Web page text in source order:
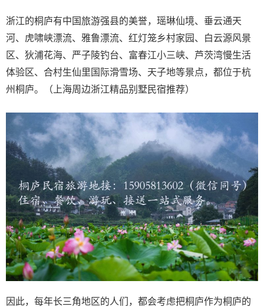
浙江的桐庐有中国旅游强县的美誉，瑶琳仙境、垂云通天
河、虎啸峡漂流、雅鲁漂流、红灯笼乡村家园、白云源风景
区、狄浦花海、严子陵钓台、富春江小三峡、芦茨湾慢生活
体验区、合村生仙里国际滑雪场、天子地等景点，都位于杭
州桐庐。（上海周边浙江精品别墅民宿推荐）
因此，每年长三角地区的人们，都会考虑把桐庐作为桐庐的